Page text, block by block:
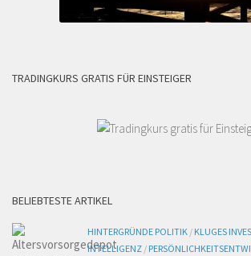
TRADINGKURS GRATIS FÜR EINSTEIGER
BELIEBTESTE ARTIKEL
HINTERGRÜNDE POLITIK / KLUGES
INTELLIGENZ /